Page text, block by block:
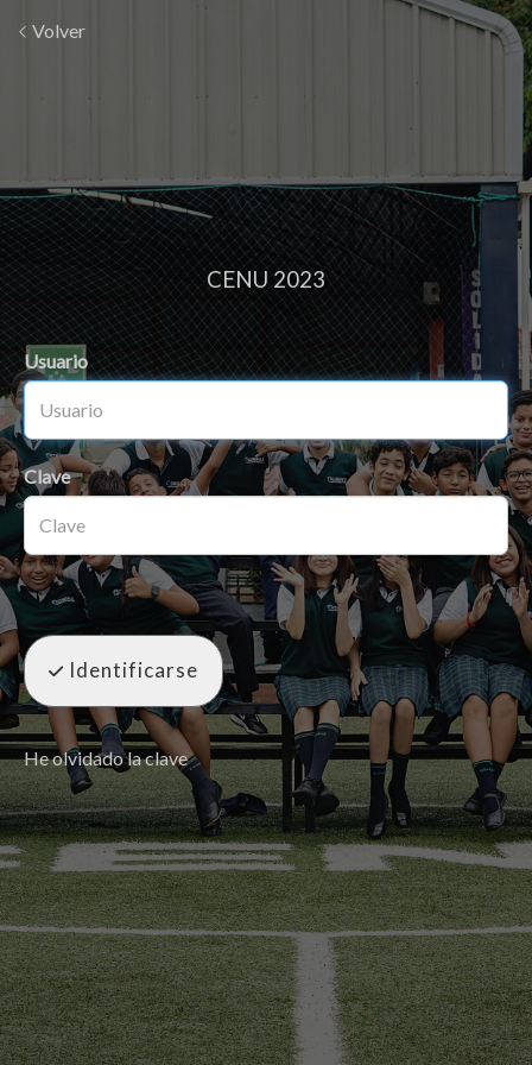
Volver
CENU 2023
Usuario
Clave
Identificarse
He olvidado la clave